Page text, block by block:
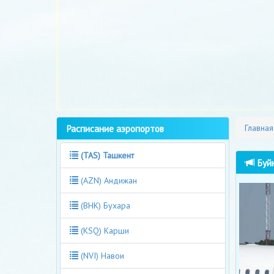
Главная
Расписание аэропортов
(TAS) Ташкент
(AZN) Андижан
(BHK) Бухара
(KSQ) Карши
(NVI) Навои